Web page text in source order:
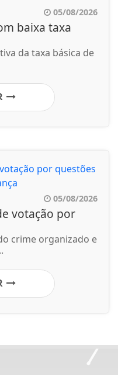
05/08/2026
baixa taxa
da taxa básica de
05/08/2026
votação por
crime organizado e